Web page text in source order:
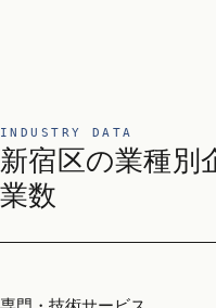
INDUSTRY DATA
新宿区の業種別
業数